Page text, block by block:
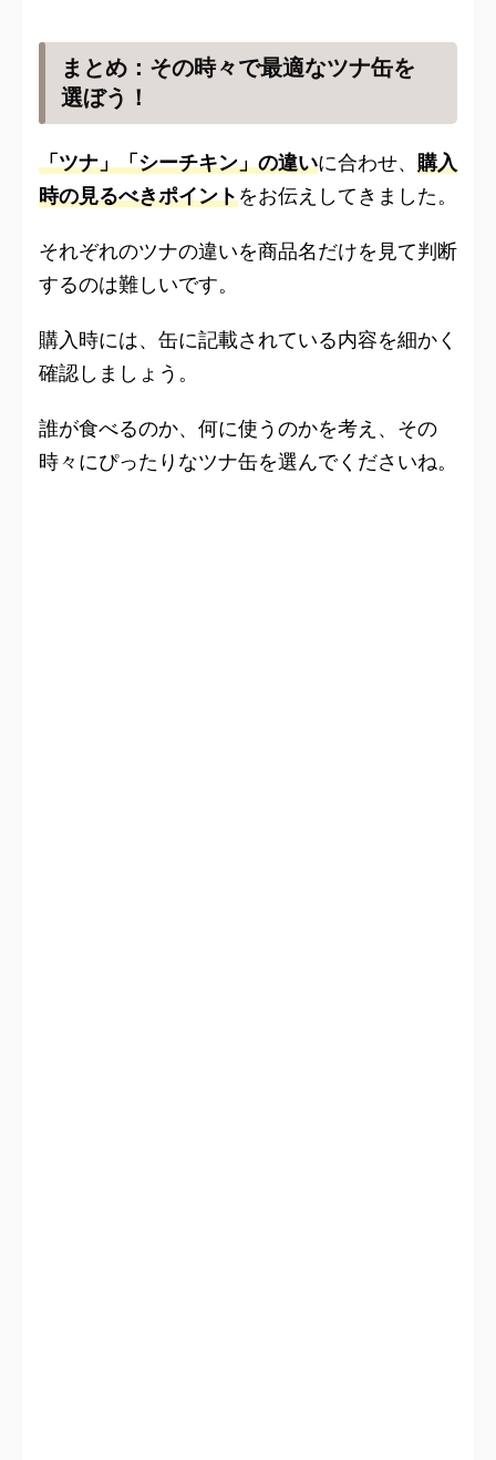
まとめ：その時々で最適なツナ缶を
選ぼう！
「ツナ」「シーチキン」の違いに合わせ、 購入
時の見るべきポイントをお伝えしてきました。
それぞれのツナの違いを商品名だけを見て判断
するのは難しいです。
購入時には、缶に記載されている内容を細かく
確認しましょう。
誰が食べるのか、何に使うのかを考え、その
時々にぴったりなツナ缶を選んでくださいね。